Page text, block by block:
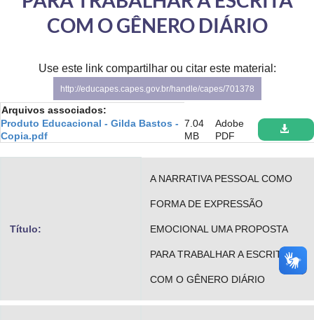
Secretaria de Governo
Advocacia-Geral da União
Banco Central do Brasil
Planalto
COM O GÊNERO DIÁRIO
Use este link compartilhar ou citar este material:
http://educapes.capes.gov.br/handle/capes/701378
Arquivos associados:
Produto Educacional - Gilda Bastos -
Copia.pdf
7.04
MB
Adobe
PDF
Título:
A NARRATIVA PESSOAL COMO
FORMA DE EXPRESSÃO
EMOCIONAL UMA PROPOSTA
PARA TRABALHAR A ESCRITA
COM O GÊNERO DIÁRIO